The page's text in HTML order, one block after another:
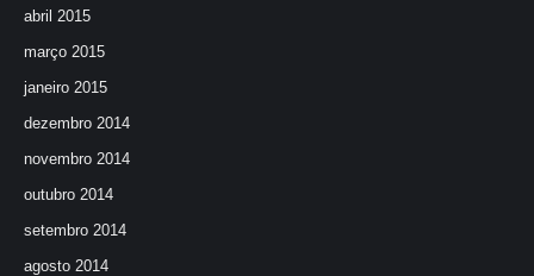
abril 2015
março 2015
janeiro 2015
dezembro 2014
novembro 2014
outubro 2014
setembro 2014
agosto 2014